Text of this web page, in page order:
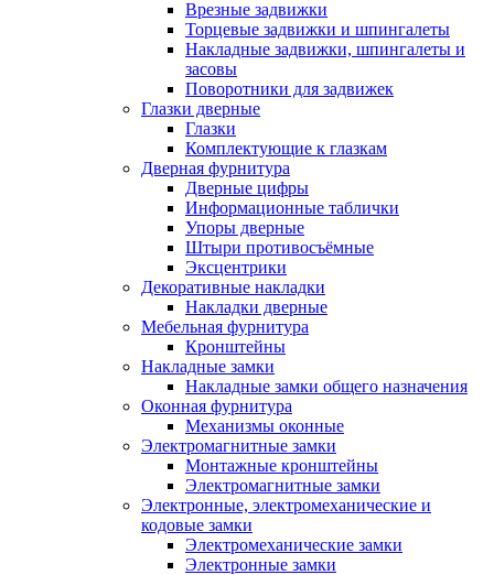
Врезные задвижки
Торцевые задвижки и шпингалеты
Накладные задвижки, шпингалеты и
засовы
Поворотники для задвижек
Глазки дверные
Глазки
Комплектующие к глазкам
Дверная фурнитура
Дверные цифры
Информационные таблички
Упоры дверные
Штыри противосъёмные
Эксцентрики
Декоративные накладки
Накладки дверные
Мебельная фурнитура
Кронштейны
Накладные замки
Накладные замки общего назначения
Оконная фурнитура
Механизмы оконные
Электромагнитные замки
Монтажные кронштейны
Электромагнитные замки
Электронные, электромеханические и
кодовые замки
Электромеханические замки
Электронные замки